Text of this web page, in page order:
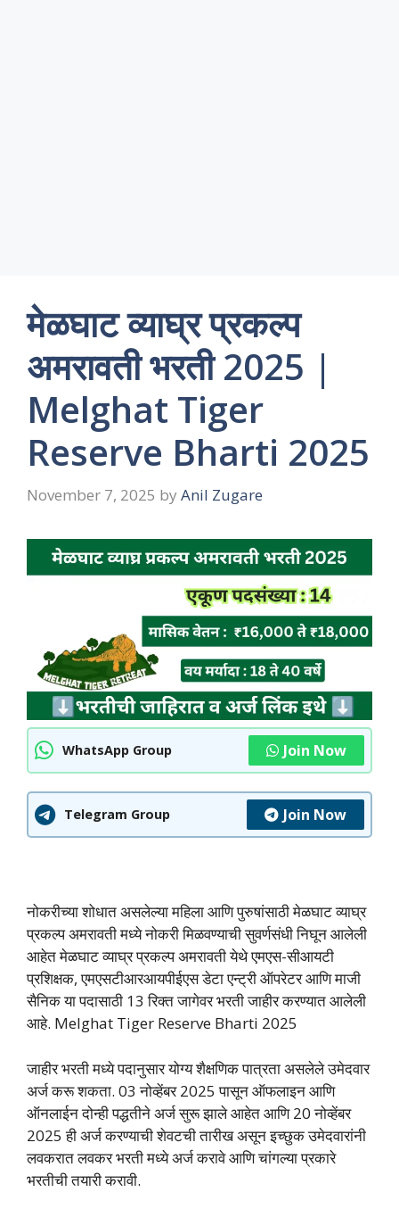
मेळघाट व्याघ्र प्रकल्प
अमरावती भरती 2025 |
Melghat Tiger
Reserve Bharti 2025
November 7, 2025 by Anil Zugare
WhatsApp Group Join Now
Telegram Group Join Now
नोकरीच्या शोधात असलेल्या महिला आणि पुरुषांसाठी मेळघाट व्याघ्र
प्रकल्प अमरावती मध्ये नोकरी मिळवण्याची सुवर्णसंधी निघून आलेली
आहेत मेळघाट व्याघ्र प्रकल्प अमरावती येथे एमएस-सीआयटी
प्रशिक्षक, एमएसटीआरआयपीईएस डेटा एन्ट्री ऑपरेटर आणि माजी
सैनिक या पदासाठी 13 रिक्त जागेवर भरती जाहीर करण्यात आलेली
आहे. Melghat Tiger Reserve Bharti 2025
जाहीर भरती मध्ये पदानुसार योग्य शैक्षणिक पात्रता असलेले उमेदवार
अर्ज करू शकता. 03 नोव्हेंबर 2025 पासून ऑफलाइन आणि
ऑनलाईन दोन्ही पद्धतीने अर्ज सुरू झाले आहेत आणि 20 नोव्हेंबर
2025 ही अर्ज करण्याची शेवटची तारीख असून इच्छुक उमेदवारांनी
लवकरात लवकर भरती मध्ये अर्ज करावे आणि चांगल्या प्रकारे
भरतीची तयारी करावी.